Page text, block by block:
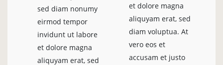
sed diam nonumy
eirmod tempor
invidunt ut labore
et dolore magna
aliquyam erat, sed
et dolore magna
aliquyam erat, sed
diam voluptua. At
vero eos et
accusam et justo